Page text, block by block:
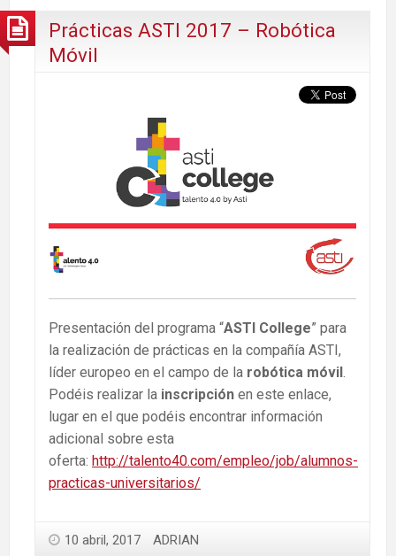
Prácticas ASTI 2017 – Robótica
Móvil
Presentación del programa “ASTI College” para
la realización de prácticas en la compañía ASTI,
líder europeo en el campo de la robótica móvil
Podéis realizar la inscripción en este enlace,
lugar en el que podéis encontrar información
adicional sobre esta
oferta: http://talento40.com/empleo/job/alumnos-
practicas-universitarios/
10 abril, 2017 ADRIAN